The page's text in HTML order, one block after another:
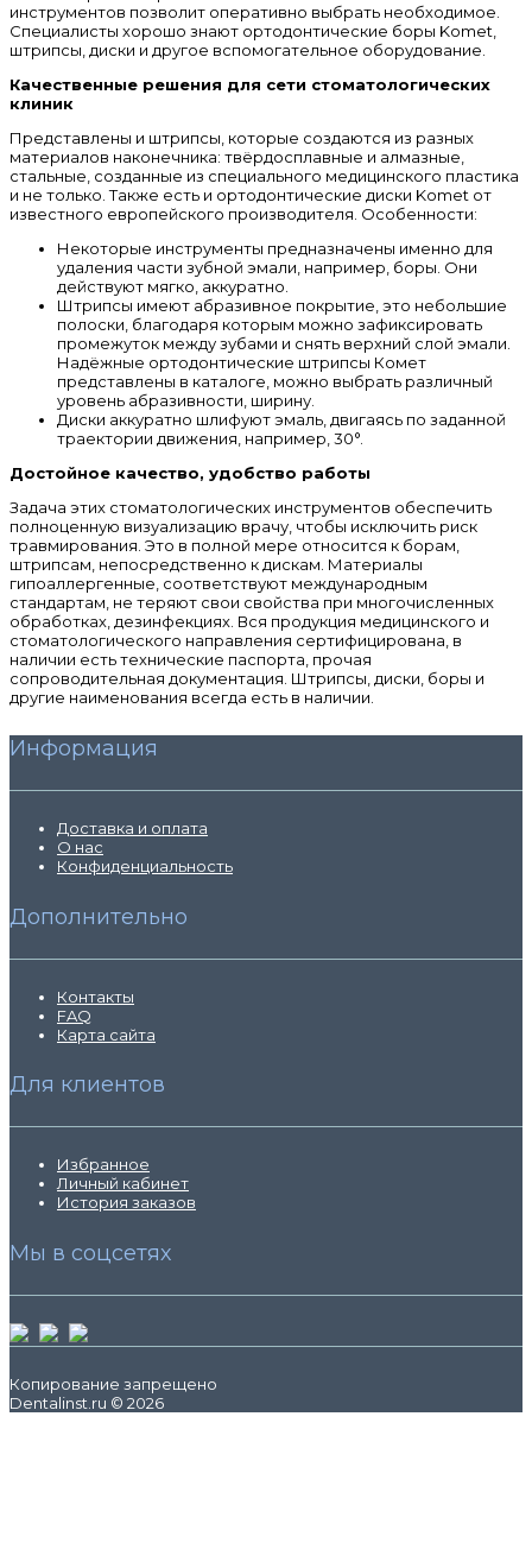
инструментов позволит оперативно выбрать необходимое.
Специалисты хорошо знают ортодонтические боры Komet,
штрипсы, диски и другое вспомогательное оборудование.
Качественные решения для сети стоматологических
клиник
Представлены и штрипсы, которые создаются из разных
материалов наконечника: твёрдосплавные и алмазные,
стальные, созданные из специального медицинского пластика
и не только. Также есть и ортодонтические диски Komet от
известного европейского производителя. Особенности:
Некоторые инструменты предназначены именно для
удаления части зубной эмали, например, боры. Они
действуют мягко, аккуратно.
Штрипсы имеют абразивное покрытие, это небольшие
полоски, благодаря которым можно зафиксировать
промежуток между зубами и снять верхний слой эмали.
Надёжные ортодонтические штрипсы Комет
представлены в каталоге, можно выбрать различный
уровень абразивности, ширину.
Диски аккуратно шлифуют эмаль, двигаясь по заданной
траектории движения, например, 30°.
Достойное качество, удобство работы
Задача этих стоматологических инструментов обеспечить
полноценную визуализацию врачу, чтобы исключить риск
травмирования. Это в полной мере относится к борам,
штрипсам, непосредственно к дискам. Материалы
гипоаллергенные, соответствуют международным
стандартам, не теряют свои свойства при многочисленных
обработках, дезинфекциях. Вся продукция медицинского и
стоматологического направления сертифицирована, в
наличии есть технические паспорта, прочая
сопроводительная документация. Штрипсы, диски, боры и
другие наименования всегда есть в наличии.
Информация
Доставка и оплата
О нас
Конфиденциальность
Дополнительно
Контакты
FAQ
Карта сайта
Для клиентов
Избранное
Личный кабинет
История заказов
Мы в соцсетях
Копирование запрещено
Dentalinst.ru © 2026